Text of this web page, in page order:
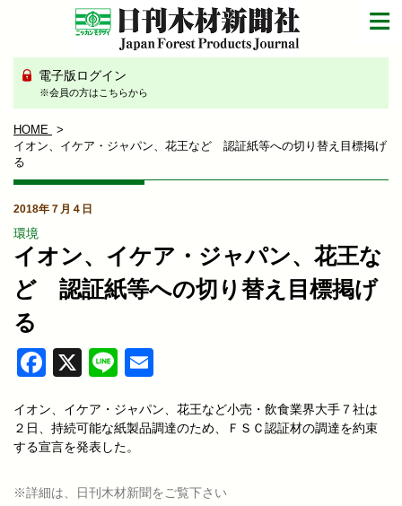
電子版ログイン
※会員の方はこちらから
HOME
イオン、イケア・ジャパン、花王など 認証紙等への切り替え目標掲げ
る
2018年７月４日
環境
イオン、イケア・ジャパン、花王な
ど 認証紙等への切り替え目標掲げ
る
Facebook
X Line
イオン、イケア・ジャパン、花王など小売・飲食業界大手７社は
２日、持続可能な紙製品調達のため、ＦＳＣ認証材の調達を約束
する宣言を発表した。
※詳細は、日刊木材新聞をご覧下さい